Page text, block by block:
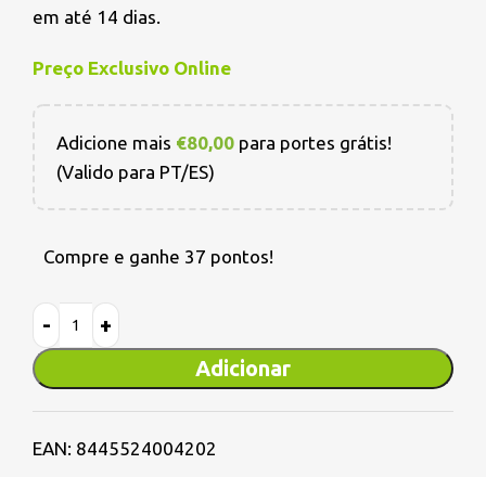
em até 14 dias.
Preço Exclusivo Online
Adicione mais €80,00 para portes grátis!
(Valido para PT/ES)
Compre e ganhe 37 pontos!
Adicionar
EAN: 8445524004202